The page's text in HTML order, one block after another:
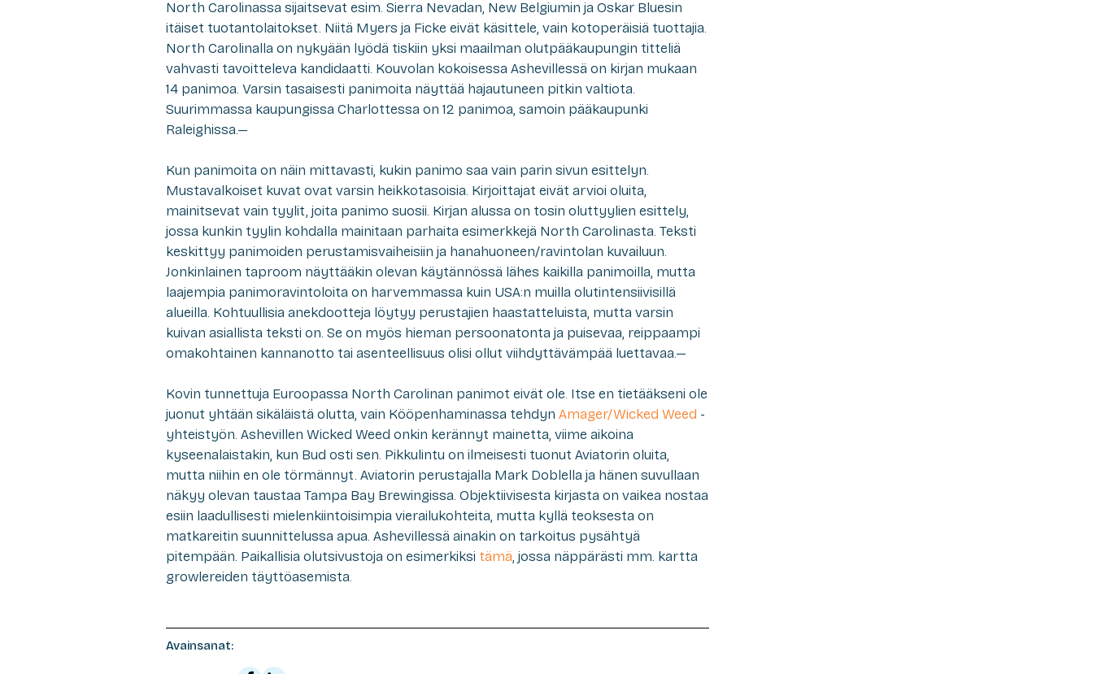
North Carolinassa sijaitsevat esim. Sierra Nevadan, New Belgiumin ja Oskar Bluesin
itäiset tuotantolaitokset. Niitä Myers ja Ficke eivät käsittele, vain kotoperäisiä tuottajia.
North Carolinalla on nykyään lyödä tiskiin yksi maailman olutpääkaupungin titteliä
vahvasti tavoitteleva kandidaatti. Kouvolan kokoisessa Ashevillessä on kirjan mukaan
14 panimoa. Varsin tasaisesti panimoita näyttää hajautuneen pitkin valtiota.
Suurimmassa kaupungissa Charlottessa on 12 panimoa, samoin pääkaupunki
Raleighissa.—
Kun panimoita on näin mittavasti, kukin panimo saa vain parin sivun esittelyn.
Mustavalkoiset kuvat ovat varsin heikkotasoisia. Kirjoittajat eivät arvioi oluita,
mainitsevat vain tyylit, joita panimo suosii. Kirjan alussa on tosin oluttyylien esittely,
jossa kunkin tyylin kohdalla mainitaan parhaita esimerkkejä North Carolinasta. Teksti
keskittyy panimoiden perustamisvaiheisiin ja hanahuoneen/ravintolan kuvailuun.
Jonkinlainen taproom näyttääkin olevan käytännössä lähes kaikilla panimoilla, mutta
laajempia panimoravintoloita on harvemmassa kuin USA:n muilla olutintensiivisillä
alueilla. Kohtuullisia anekdootteja löytyy perustajien haastatteluista, mutta varsin
kuivan asiallista teksti on. Se on myös hieman persoonatonta ja puisevaa, reippaampi
omakohtainen kannanotto tai asenteellisuus olisi ollut viihdyttävämpää luettavaa.—
Kovin tunnettuja Euroopassa North Carolinan panimot eivät ole. Itse en tietääkseni ole
juonut yhtään sikäläistä olutta, vain Kööpenhaminassa tehdyn Amager/Wicked Weed -
yhteistyön. Ashevillen Wicked Weed onkin kerännyt mainetta, viime aikoina
kyseenalaistakin, kun Bud osti sen. Pikkulintu on ilmeisesti tuonut Aviatorin oluita,
mutta niihin en ole törmännyt. Aviatorin perustajalla Mark Doblella ja hänen suvullaan
näkyy olevan taustaa Tampa Bay Brewingissa. Objektiivisesta kirjasta on vaikea nostaa
esiin laadullisesti mielenkiintoisimpia vierailukohteita, mutta kyllä teoksesta on
matkareitin suunnittelussa apua. Ashevillessä ainakin on tarkoitus pysähtyä
pitempään. Paikallisia olutsivustoja on esimerkiksi tämä, jossa näppärästi mm. kartta
growlereiden täyttöasemista.
Avainsanat: